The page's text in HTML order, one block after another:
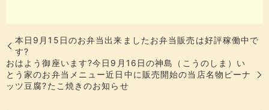
本日9月15日のお弁当出来ましたお弁当販売は好評稼働中で
す?
おはよう御座います?️今日9月16日の神島（こうのしま）い
とう家のお弁当メニュー近日中に販売開始の当店名物ピーナ
ッツ豆腐?たこ焼きのお知らせ